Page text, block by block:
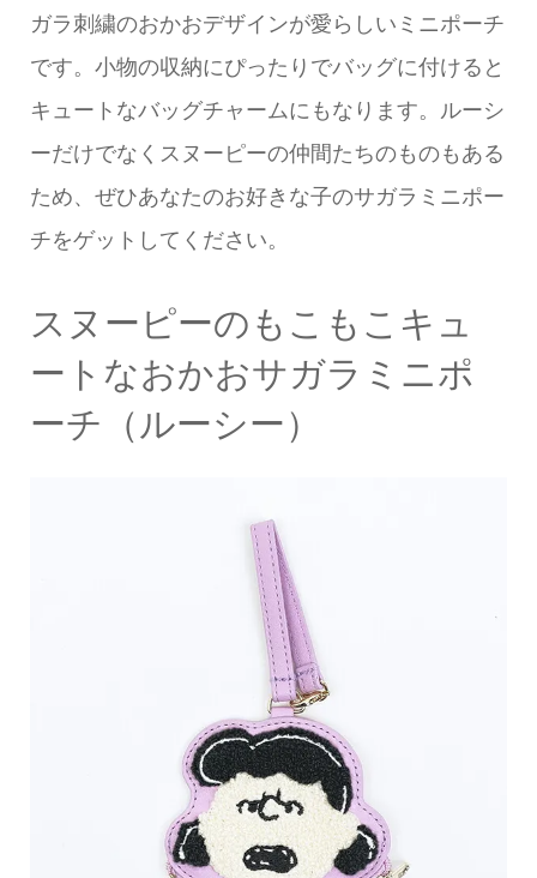
ガラ刺繍のおかおデザインが愛らしいミニポーチ
です。小物の収納にぴったりでバッグに付けると
キュートなバッグチャームにもなります。ルーシ
ーだけでなくスヌーピーの仲間たちのものもある
ため、ぜひあなたのお好きな子のサガラミニポー
チをゲットしてください。
スヌーピーのもこもこキュ
ートなおかおサガラミニポ
ーチ（ルーシー）